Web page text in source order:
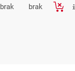
brak brak